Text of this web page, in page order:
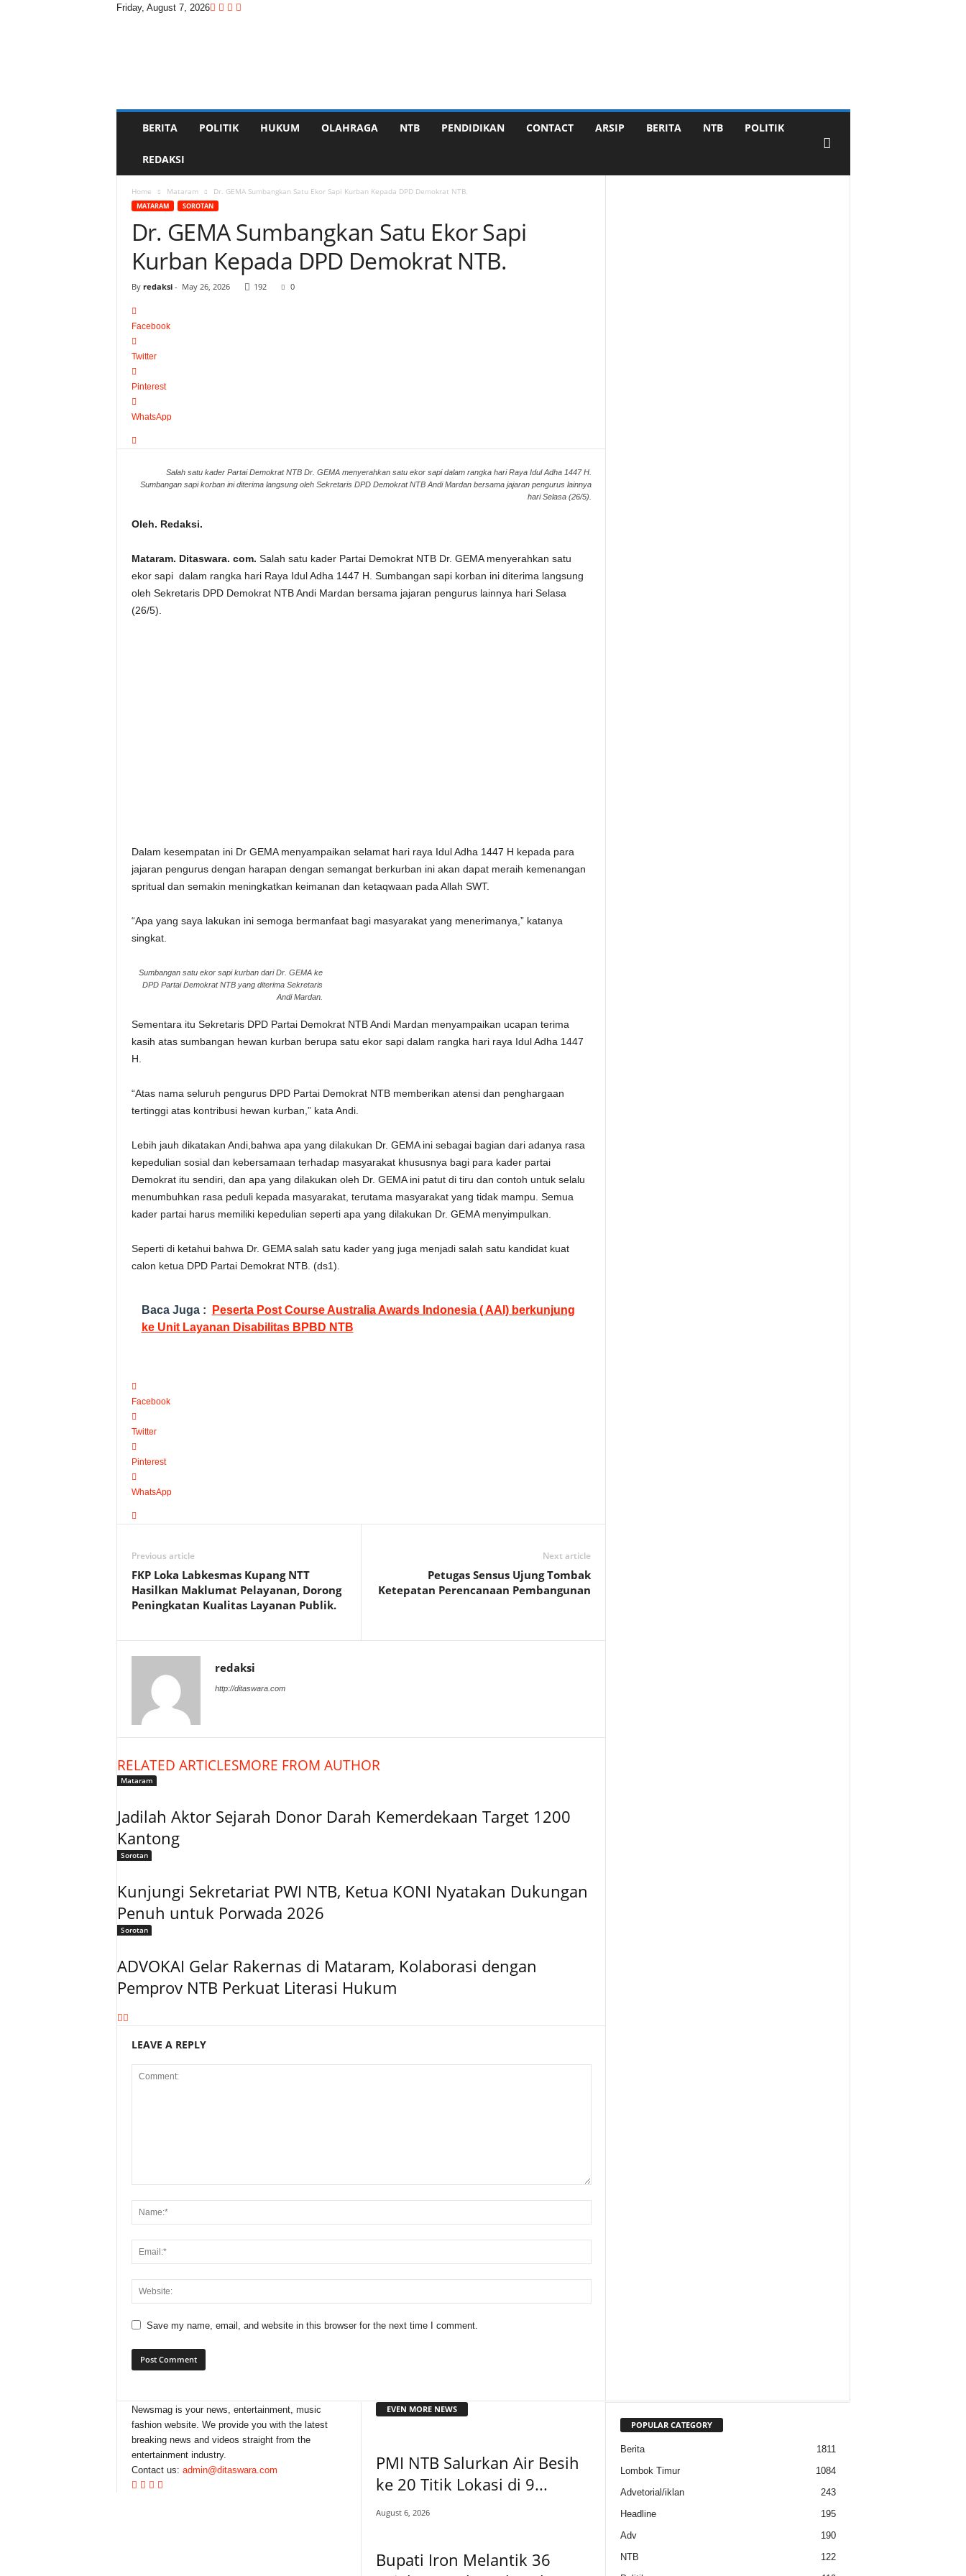
Friday, August 7, 2026
BERITA POLITIK HUKUM OLAHRAGA NTB PENDIDIKAN CONTACT ARSIP BERITA NTB POLITIK
REDAKSI
Home Mataram Dr. GEMA Sumbangkan Satu Ekor Sapi Kurban Kepada DPD Demokrat NTB.
MATARAM SOROTAN
Dr. GEMA Sumbangkan Satu Ekor Sapi
Kurban Kepada DPD Demokrat NTB.
By redaksi- May 26, 2026 192 0
Facebook
Twitter
Pinterest
WhatsApp
Salah satu kader Partai Demokrat NTB Dr. GEMA menyerahkan satu ekor sapi dalam rangka hari Raya Idul Adha 1447 H.
Sumbangan sapi korban ini diterima langsung oleh Sekretaris DPD Demokrat NTB Andi Mardan bersama jajaran pengurus lainnya
hari Selasa (26/5).
Oleh. Redaksi.
Mataram. Ditaswara. com. Salah satu kader Partai Demokrat NTB Dr. GEMA menyerahkan satu
ekor sapi dalam rangka hari Raya Idul Adha 1447 H. Sumbangan sapi korban ini diterima langsung
oleh Sekretaris DPD Demokrat NTB Andi Mardan bersama jajaran pengurus lainnya hari Selasa
(26/5).
Dalam kesempatan ini Dr GEMA menyampaikan selamat hari raya Idul Adha 1447 H kepada para
jajaran pengurus dengan harapan dengan semangat berkurban ini akan dapat meraih kemenangan
spritual dan semakin meningkatkan keimanan dan ketaqwaan pada Allah SWT.
“Apa yang saya lakukan ini semoga bermanfaat bagi masyarakat yang menerimanya,” katanya
singkat.
Sumbangan satu ekor sapi kurban dari Dr. GEMA ke
DPD Partai Demokrat NTB yang diterima Sekretaris
Andi Mardan.
Sementara itu Sekretaris DPD Partai Demokrat NTB Andi Mardan menyampaikan ucapan terima
kasih atas sumbangan hewan kurban berupa satu ekor sapi dalam rangka hari raya Idul Adha 1447
H.
“Atas nama seluruh pengurus DPD Partai Demokrat NTB memberikan atensi dan penghargaan
tertinggi atas kontribusi hewan kurban,” kata Andi.
Lebih jauh dikatakan Andi,bahwa apa yang dilakukan Dr. GEMA ini sebagai bagian dari adanya rasa
kepedulian sosial dan kebersamaan terhadap masyarakat khususnya bagi para kader partai
Demokrat itu sendiri, dan apa yang dilakukan oleh Dr. GEMA ini patut di tiru dan contoh untuk selalu
menumbuhkan rasa peduli kepada masyarakat, terutama masyarakat yang tidak mampu. Semua
kader partai harus memiliki kepedulian seperti apa yang dilakukan Dr. GEMA menyimpulkan.
Seperti di ketahui bahwa Dr. GEMA salah satu kader yang juga menjadi salah satu kandidat kuat
calon ketua DPD Partai Demokrat NTB. (ds1).
Baca Juga :
Peserta Post Course Australia Awards Indonesia ( AAI) berkunjung
ke Unit Layanan Disabilitas BPBD NTB
Facebook
Twitter
Pinterest
WhatsApp
Previous article
FKP Loka Labkesmas Kupang NTT
Hasilkan Maklumat Pelayanan, Dorong
Peningkatan Kualitas Layanan Publik.
Next article
Petugas Sensus Ujung Tombak
Ketepatan Perencanaan Pembangunan
redaksi
http://ditaswara.com
RELATED ARTICLESMORE FROM AUTHOR
Mataram
Jadilah Aktor Sejarah Donor Darah Kemerdekaan Target 1200
Kantong
Sorotan
Kunjungi Sekretariat PWI NTB, Ketua KONI Nyatakan Dukungan
Penuh untuk Porwada 2026
Sorotan
ADVOKAI Gelar Rakernas di Mataram, Kolaborasi dengan
Pemprov NTB Perkuat Literasi Hukum
LEAVE A REPLY
Save my name, email, and website in this browser for the next time I comment.
Newsmag is your news, entertainment, music
fashion website. We provide you with the latest
breaking news and videos straight from the
entertainment industry.
Contact us: admin@ditaswara.com
EVEN MORE NEWS
PMI NTB Salurkan Air Besih
ke 20 Titik Lokasi di 9...
August 6, 2026
Bupati Iron Melantik 36
POPULAR CATEGORY
Berita
1811
Lombok Timur
1084
Advetorial/iklan
243
Headline
195
Adv
190
NTB
122